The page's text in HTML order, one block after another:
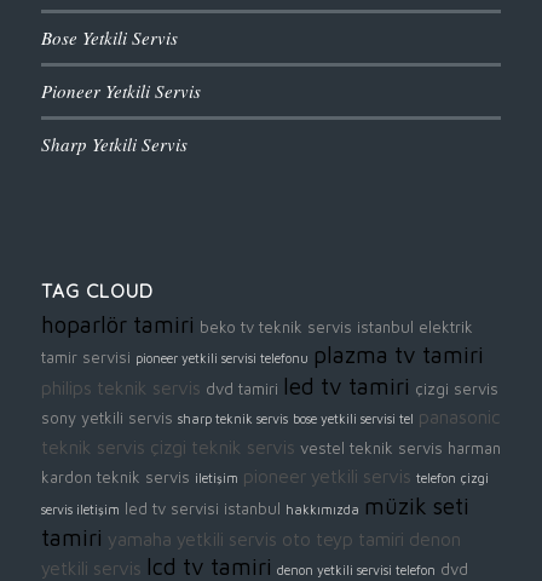
Bose Yetkili Servis
Pioneer Yetkili Servis
Sharp Yetkili Servis
TAG CLOUD
hoparlör tamiri beko tv teknik servis istanbul elektrik
tamir servisi pioneer yetkili servisi telefonu plazma tv tamiri
philips teknik servis dvd tamiri led tv tamiri çizgi servis
sony yetkili servis sharp teknik servis bose yetkili servisi tel panasonic
teknik servis çizgi teknik servis vestel teknik servis harman
kardon teknik servis iletişim pioneer yetkili servis telefon çizgi
servis iletişim led tv servisi istanbul hakkımızda müzik seti
tamiri yamaha yetkili servis oto teyp tamiri denon
yetkili servis lcd tv tamiri denon yetkili servisi telefon dvd